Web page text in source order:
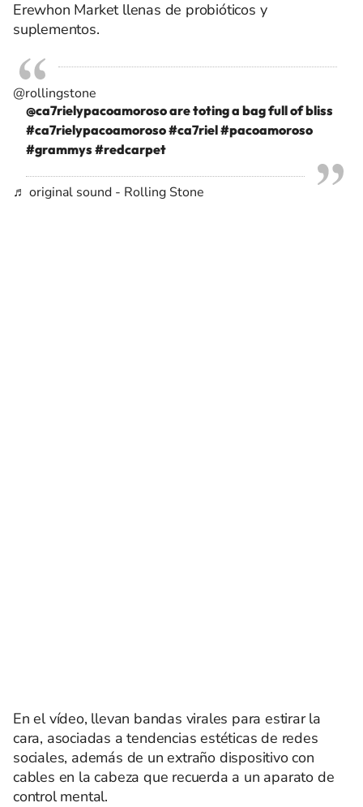
Erewhon Market llenas de probióticos y
suplementos.
@rollingstone
@ca7rielypacoamoroso are toting a bag full of bliss
#ca7rielypacoamoroso#ca7riel#pacoamoroso
#grammys#redcarpet
♬ original sound - Rolling Stone
En el vídeo, llevan bandas virales para estirar la
cara, asociadas a tendencias estéticas de redes
sociales, además de un extraño dispositivo con
cables en la cabeza que recuerda a un aparato de
control mental.